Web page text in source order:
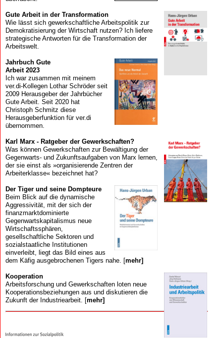
Gute Arbeit in der Transformation
Wie lässt sich gewerkschaftliche Arbeitspolitik zur
Demokratisierung der Wirtschaft nutzen? Ich liefere
strategische Antworten für die Transformation der
Arbeitswelt.
Jahrbuch Gute
Arbeit 2023
Ich war zusammen mit meinem
ver.di-Kollegen Lothar Schröder seit
2009 Herausgeber der Jahrbücher
Gute Arbeit. Seit 2020 hat
Christoph Schmitz diese
Herausgeberfunktion für ver.di
übernommen.
Karl Marx - Ratgeber der Gewerkschaften?
Was können Gewerkschaften zur Bewältigung der
Gegenwarts- und Zukunftsaufgaben von Marx lernen,
der sie einst als »organisierende Zentren der
Arbeiterklasse« bezeichnet hat?
Der Tiger und seine Dompteure
Beim Blick auf die dynamische
Aggressivität, mit der sich der
finanzmarkt­dominierte
Gegenwartskapitalismus neue
Wirtschaftssphären,
gesellschaftliche Sektoren und
sozialstaatliche Institutionen
einverleibt, liegt das Bild eines aus
dem Käfig ausgebrochenen Tigers nahe. [mehr]
Kooperation
Arbeits­forschung und Gewerk­schaften loten neue
Kooperations­beziehungen aus und diskutieren die
Zukunft der Industriearbeit. [mehr]